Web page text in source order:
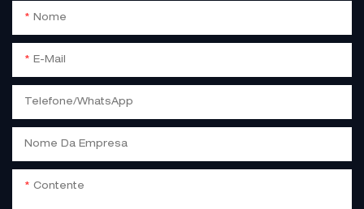
Nome
E-Mail
Telefone/WhatsApp
Nome Da Empresa
Contente